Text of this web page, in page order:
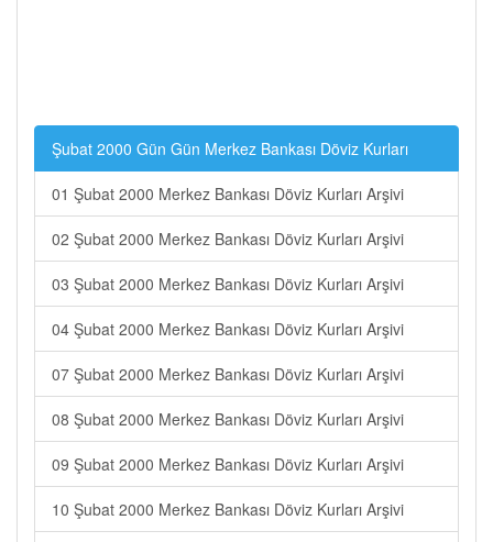
Şubat 2000 Gün Gün Merkez Bankası Döviz Kurları
01 Şubat 2000 Merkez Bankası Döviz Kurları Arşivi
02 Şubat 2000 Merkez Bankası Döviz Kurları Arşivi
03 Şubat 2000 Merkez Bankası Döviz Kurları Arşivi
04 Şubat 2000 Merkez Bankası Döviz Kurları Arşivi
07 Şubat 2000 Merkez Bankası Döviz Kurları Arşivi
08 Şubat 2000 Merkez Bankası Döviz Kurları Arşivi
09 Şubat 2000 Merkez Bankası Döviz Kurları Arşivi
10 Şubat 2000 Merkez Bankası Döviz Kurları Arşivi